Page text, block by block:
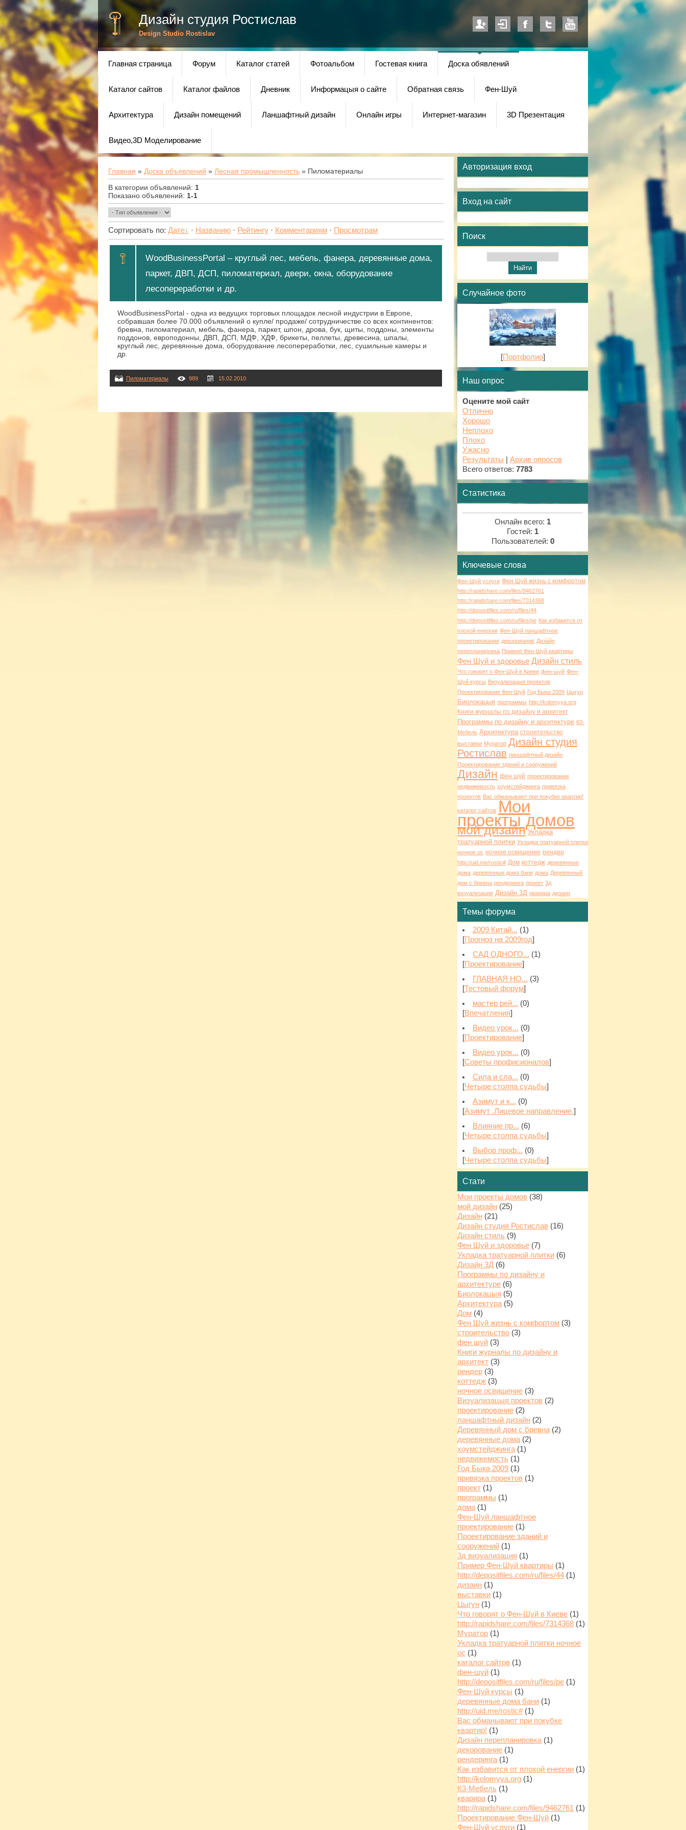
Дизайн студия Ростислав
Design Studio Rostislav
Главная страница Форум Каталог статей Фотоальбом Гостевая книга Доска обявлений
Каталог сайтов Каталог файлов Дневник Информацыя о сайте Обратная связь Фен-Шуй
Архитектура Дизайн помещений Ланшафтный дизайн Онлайн игры Интернет-магазин 3D Презентация
Видео,3D Моделирование
Главная » Доска объявлений » Лесная промышленность » Пиломатериалы
В категории объявлений: 1
Показано объявлений: 1-1
Сортировать по: Дате · Названию · Рейтингу · Комментариям · Просмотрам
WoodBusinessPortal – круглый лес, мебель, фанера, деревянные дома,
паркет, ДВП, ДСП, пиломатериал, двери, окна, оборудование
лесопереработки и др.
WoodBusinessPortal - одна из ведущих торговых площадок лесной индустрии в Eвропе,
собравшая более 70.000 объявлений о купле/ продаже/ сотрудничестве со всех континентов:
бревна, пиломатериал, мебель, фанера, паркет, шпон, дрова, бук, щиты, поддоны, элементы
поддонов, европодонны, ДВП, ДСП, МДФ, ХДФ, брикеты, пеллеты, древесина, шпалы,
круглый лес, деревянные дома, оборудование лесопереработки, лес, сушильные камеры и
др.
Пиломатериалы 989 15.02.2010
Авторизация вход
Вход на сайт
Поиск
Случайное фото
[Портфолио]
Наш опрос
Оцените мой сайт
Отлично
Хорошо
Неплохо
Плохо
Ужасно
Результаты
Архив опросов
Всего ответов: 7783
Статистика
Онлайн всего: 1
Гостей: 1
Пользователей: 0
Ключевые слова
Фен-Шуй услуги Фен Шуй жизнь с комфортом
http://rapidshare.com/files/9462761
http://rapidshare.com/files/7314368
http://depositfiles.com/ru/files/44
http://depositfiles.com/ru/files/pe Как избавится от
плохой енергии Фен-Шуй ланшафтное
проектирование декорование Дизайн
перепланировка Пример Фен-Шуй квартиры
Фен Шуй и здоровье Дизайн стиль
Что говорят о Фен-Шуй в Киеве фен-шуй Фен-
Шуй курсы Визуализацыя проектов
Проектирование Фен-Шуй Год Быка 2009 Цыгун
Биолокацыя программы http://kolomyya.org
Книги журналы по дизайну и архитект
Программы по дизайну и архитектуре К3-
Мебель Архитектура строительство
выставки Муратор Дизайн студия
Ростислав ланшафтный дизайн
Проектирование зданий и сооружений
Дизайн фен шуй проектирование
недвижемость хоумстейджинга привязка
проектов Вас обманывают при покубке квартир!
каталог сайтов Мои
проекты домов
мой дизайн Укладка
тратуарной плитки Укладка тратуарной плитки
ночное ос ночное освищение рендер
http://uid.me/rostic# Дом коттедж деревянные
дома деревянные дома бани дома Деревянный
дом с бревна рендеринга проект 3д
визуализация Дизайн 3Д кварира дизаин
Темы форума
2009 Китай... (1)
[Прогноз на 2009год]
САД ОДНОГО... (1)
[Проектирование]
ГЛАВНАЯ НО... (3)
[Тестовый форум]
мастер рей... (0)
[Впечaтления]
Видео урок... (0)
[Проектирование]
Видео урок... (0)
[Советы профисионалов]
Сила и сла... (0)
[Четыре столпа судьбы]
Азимут и к... (0)
[Азимут .Лицевое направление.]
Влияние пр... (6)
[Четыре столпа судьбы]
Выбор проф... (0)
[Четыре столпа судьбы]
Стати
Мои проекты домов (38)
мой дизайн (25)
Дизайн (21)
Дизайн студия Ростислав (16)
Дизайн стиль (9)
Фен Шуй и здоровье (7)
Укладка тратуарной плитки (6)
Дизайн 3Д (6)
Программы по дизайну и
архитектуре (6)
Биолокацыя (5)
Архитектура (5)
Дом (4)
Фен Шуй жизнь с комфортом (3)
строительство (3)
фен шуй (3)
Книги журналы по дизайну и
архитект (3)
рендер (3)
коттедж (3)
ночное освищение (3)
Визуализацыя проектов (2)
проектирование (2)
ланшафтный дизайн (2)
Деревянный дом с бревна (2)
деревянные дома (2)
хоумстейджинга (1)
недвижемость (1)
Год Быка 2009 (1)
привязка проектов (1)
проект (1)
программы (1)
дома (1)
Фен-Шуй ланшафтное
проектирование (1)
Проектирование зданий и
сооружений (1)
3д визуализация (1)
Пример Фен-Шуй квартиры (1)
http://depositfiles.com/ru/files/44 (1)
дизаин (1)
выставки (1)
Цыгун (1)
Что говорят о Фен-Шуй в Киеве (1)
http://rapidshare.com/files/7314368 (1)
Муратор (1)
Укладка тратуарной плитки ночное
ос (1)
каталог сайтов (1)
фен-шуй (1)
http://depositfiles.com/ru/files/pe (1)
Фен-Шуй курсы (1)
деревянные дома бани (1)
http://uid.me/rostic#(1)
Вас обманывают при покубке
квартир! (1)
Дизайн перепланировка (1)
декорование (1)
рендеринга (1)
Как избавится от плохой енергии (1)
http://kolomyya.org (1)
К3-Мебель (1)
кварира (1)
http://rapidshare.com/files/9462761 (1)
Проектирование Фен-Шуй (1)
Фен-Шуй услуги (1)